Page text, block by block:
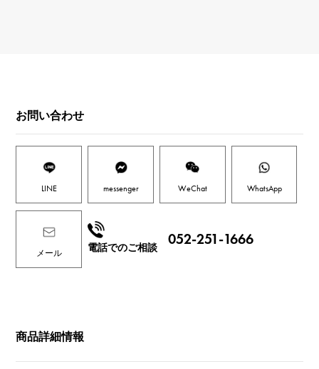
お問い合わせ
LINE messenger WeChat WhatsApp
メール 電話でのご相談
052-251-1666
商品詳細情報